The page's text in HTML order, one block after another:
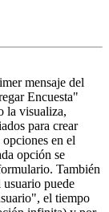
mensaje del
Encuesta"
la visualiza,
para crear
en el
opción se
También
puede
el tiempo